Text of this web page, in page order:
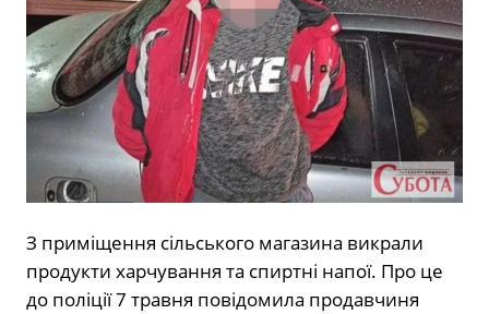
З приміщення сільського магазина викрали
продукти харчування та спиртні напої. Про це
до поліції 7 травня повідомила продавчиня